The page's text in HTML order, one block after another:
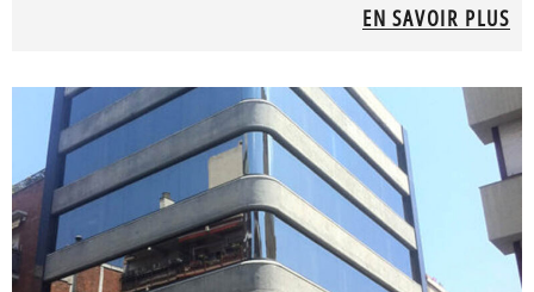
EN SAVOIR PLUS